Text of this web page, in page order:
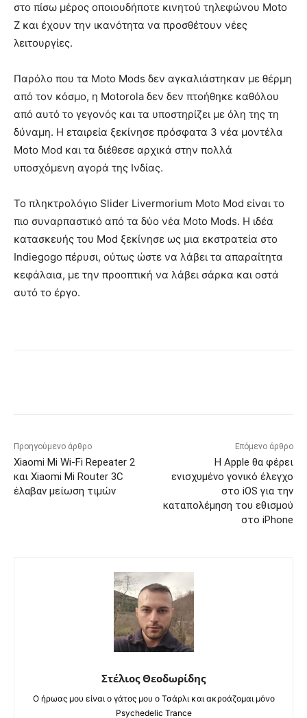
στο πίσω μέρος οποιουδήποτε κινητού τηλεφώνου Moto
Z και έχουν την ικανότητα να προσθέτουν νέες
λειτουργίες.
Παρόλο που τα Moto Mods δεν αγκαλιάστηκαν με θέρμη
από τον κόσμο, η Motorola δεν δεν πτοήθηκε καθόλου
από αυτό το γεγονός και τα υποστηρίζει με όλη της τη
δύναμη. Η εταιρεία ξεκίνησε πρόσφατα 3 νέα μοντέλα
Moto Mod και τα διέθεσε αρχικά στην πολλά
υποσχόμενη αγορά της Ινδίας.
Το πληκτρολόγιο Slider Livermorium Moto Mod είναι το
πιο συναρπαστικό από τα δύο νέα Moto Mods. Η ιδέα
κατασκευής του Mod ξεκίνησε ως μια εκστρατεία στο
Indiegogo πέρυσι, ούτως ώστε να λάβει τα απαραίτητα
κεφάλαια, με την προοπτική να λάβει σάρκα και οστά
αυτό το έργο.
Προηγούμενο άρθρο
Xiaomi Mi Wi-Fi Repeater 2
και Xiaomi Mi Router 3C
έλαβαν μείωση τιμών
Επόμενο άρθρο
Η Apple θα φέρει
ενισχυμένο γονικό έλεγχο
στο iOS για την
καταπολέμηση του εθισμού
στο iPhone
Στέλιος Θεοδωρίδης
Ο ήρωας μου είναι ο γάτος μου ο Τσάρλι και ακροάζομαι μόνο
Psychedelic Trance